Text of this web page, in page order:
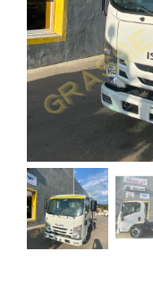
Recrutement
Contact